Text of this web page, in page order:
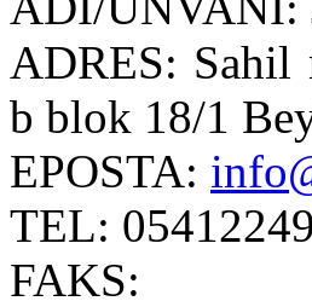
ADRES: Sahil
b blok 18/1
EPOSTA:
TEL:
FAKS: